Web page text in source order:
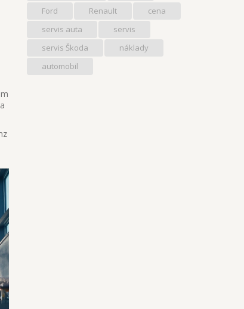
Ford
Renault
cena
servis auta
servis
servis Škoda
náklady
automobil